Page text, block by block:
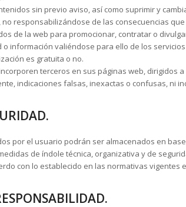
sin previo aviso, así como suprimir y
responsabilizándose de las consecuencias
de la web para promocionar, contratar o
o información valiéndose para ello de los
es gratuita o no.
terceros en sus páginas web,
indicaciones falsas, inexactas o confusas, ni
por el usuario podrán ser almacenados en
de índole técnica, organizativa y de
con lo establecido en las normativas